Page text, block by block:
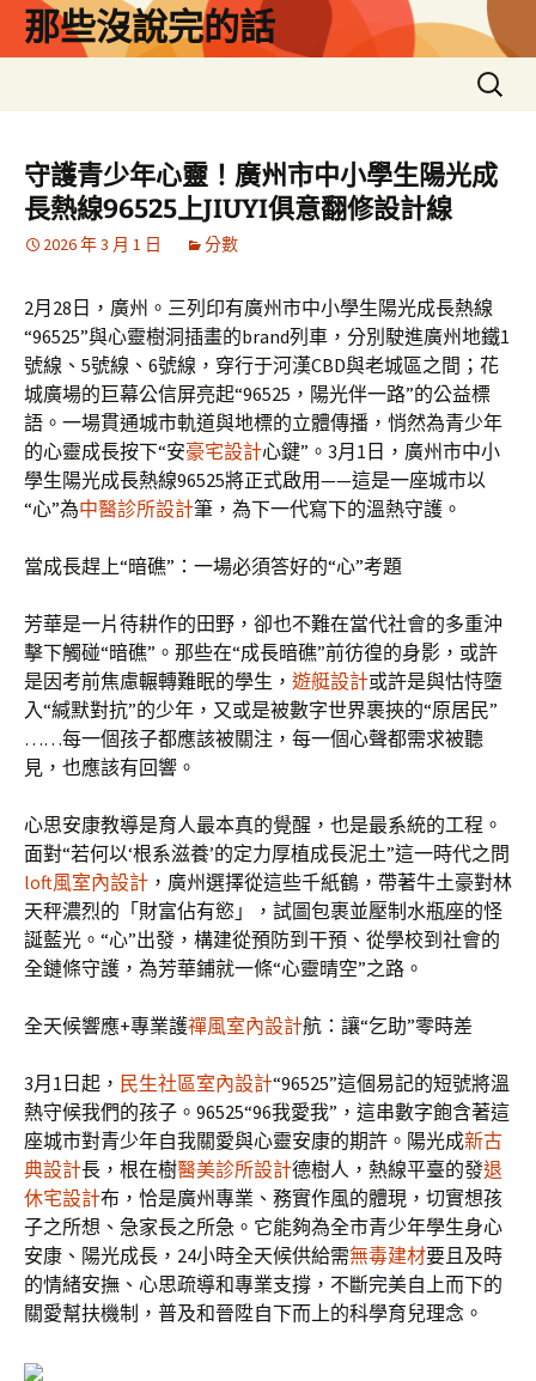
那些沒說完的話
搜
尋
鍵
字:
守護青少年心靈！廣州市中小學生陽光成
長熱線96525上JIUYI俱意翻修設計線
2026 年 3 月 1 日 分數
2月28日，廣州。三列印有廣州市中小學生陽光成長熱線
“96525”與心靈樹洞插畫的brand列車，分別駛進廣州地鐵1
號線、5號線、6號線，穿行于河漢CBD與老城區之間；花
城廣場的巨幕公信屏亮起“96525，陽光伴一路”的公益標
語。一場貫通城市軌道與地標的立體傳播，悄然為青少年
的心靈成長按下“安豪宅設計心鍵”。3月1日，廣州市中小
學生陽光成長熱線96525將正式啟用——這是一座城市以
“心”為中醫診所設計筆，為下一代寫下的溫熱守護。
當成長趕上“暗礁”：一場必須答好的“心”考題
芳華是一片待耕作的田野，卻也不難在當代社會的多重沖
擊下觸碰“暗礁”。那些在“成長暗礁”前彷徨的身影，或許
是因考前焦慮輾轉難眠的學生， 遊艇設計或許是與怙恃墮
入“緘默對抗”的少年，又或是被數字世界裹挾的“原居民”
……每一個孩子都應該被關注，每一個心聲都需求被聽
見，也應該有回響。
心思安康教導是育人最本真的覺醒，也是最系統的工程。
面對“若何以‘根系滋養’的定力厚植成長泥土”這一時代之問
loft風室內設計 ，廣州選擇從這些千紙鶴，帶著牛土豪對林
天秤濃烈的「財富佔有慾」，試圖包裹並壓制水瓶座的怪
誕藍光。“心”出發，構建從預防到干預、從學校到社會的
全鏈條守護，為芳華鋪就一條“心靈晴空”之路。
全天候響應+專業護禪風室內設計航：讓“乞助”零時差
3月1日起， 民生社區室內設計“96525”這個易記的短號將溫
熱守候我們的孩子。96525“96我愛我”，這串數字飽含著這
座城市對青少年自我關愛與心靈安康的期許。陽光成新古
典設計長，根在樹醫美診所設計德樹人，熱線平臺的發退
休宅設計布，恰是廣州專業、務實作風的體現，切實想孩
子之所想、急家長之所急。它能夠為全市青少年學生身心
安康、陽光成長，24小時全天候供給需無毒建材要且及時
的情緒安撫、心思疏導和專業支撐，不斷完美自上而下的
關愛幫扶機制，普及和晉陞自下而上的科學育兒理念。